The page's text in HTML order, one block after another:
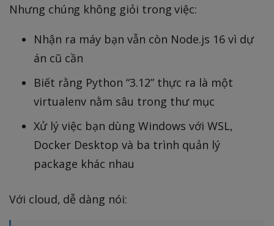
Nhưng chúng không giỏi trong việc:
Nhận ra máy bạn vẫn còn Node.js 16 vì dự
án cũ cần
Biết rằng Python “3.12” thực ra là một
virtualenv nằm sâu trong thư mục
Xử lý việc bạn dùng Windows với WSL,
Docker Desktop và ba trình quản lý
package khác nhau
Với cloud, dễ dàng nói: